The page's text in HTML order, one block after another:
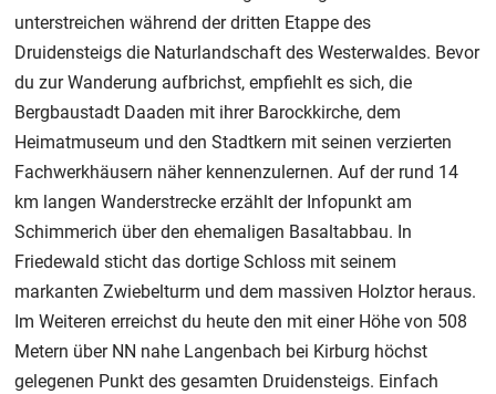
unterstreichen während der dritten Etappe des
Druidensteigs die Naturlandschaft des Westerwaldes. Bevor
du zur Wanderung aufbrichst, empfiehlt es sich, die
Bergbaustadt Daaden mit ihrer Barockkirche, dem
Heimatmuseum und den Stadtkern mit seinen verzierten
Fachwerkhäusern näher kennenzulernen. Auf der rund 14
km langen Wanderstrecke erzählt der Infopunkt am
Schimmerich über den ehemaligen Basaltabbau. In
Friedewald sticht das dortige Schloss mit seinem
markanten Zwiebelturm und dem massiven Holztor heraus.
Im Weiteren erreichst du heute den mit einer Höhe von 508
Metern über NN nahe Langenbach bei Kirburg höchst
gelegenen Punkt des gesamten Druidensteigs. Einfach